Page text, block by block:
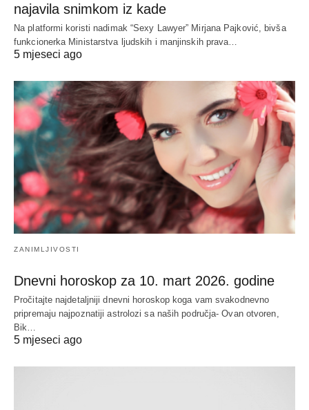
najavila snimkom iz kade
Na platformi koristi nadimak “Sexy Lawyer” Mirjana Pajković, bivša
funkcionerka Ministarstva ljudskih i manjinskih prava…
5 mjeseci ago
ZANIMLJIVOSTI
Dnevni horoskop za 10. mart 2026. godine
Pročitajte najdetaljniji dnevni horoskop koga vam svakodnevno
pripremaju najpoznatiji astrolozi sa naših područja- Ovan otvoren,
Bik…
5 mjeseci ago